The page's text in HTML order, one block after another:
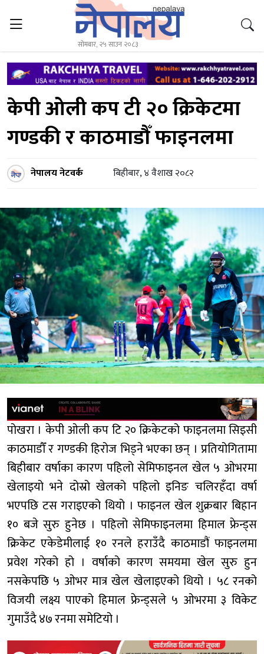
सोमबार, २५ साउन २०८३
केपी ओली कप टी २० क्रिकेटमा
गण्डकी र काठमाडौँ फाइनलमा
नेपालय नेटवर्क बिहीबार, ४ वैशाख २०८२
पोखरा । केपी ओली कप टि २० क्रिकेटको फाइनलमा सिइसी
काठमाडौँ र गण्डकी हिरोज भिड्ने भएका छन् । प्रतियोगितामा
बिहीबार वर्षाका कारण पहिलो सेमिफाइनल खेल ५ ओभरमा
खेलाइयो भने दोस्रो खेलको पहिलो इनिङ चलिरहँदा वर्षा
भएपछि टस गराइएको थियो । फाइनल खेल शुक्रबार बिहान
१० बजे सुरु हुनेछ । पहिलो सेमिफाइनलमा हिमाल फ्रेन्ड्स
क्रिकेट एकेडेमीलाई १० रनले हराउँदै काठमाडौं फाइनलमा
प्रवेश गरेको हो । वर्षाको कारण समयमा खेल सुरु हुन
नसकेपछि ५ ओभर मात्र खेल खेलाइएको थियो । ५८ रनको
विजयी लक्ष्य पाएको हिमाल फ्रेन्ड्सले ५ ओभरमा ३ विकेट
गुमाउँदै ४७ रनमा समेटियो ।